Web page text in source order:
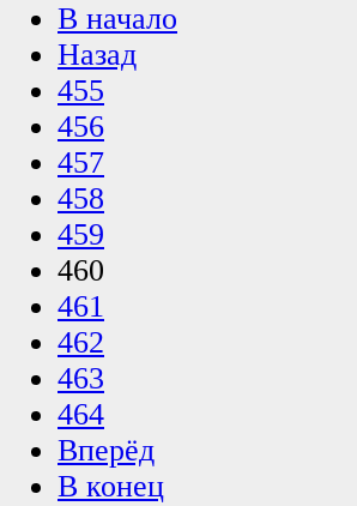
В начало
Назад
455
456
457
458
459
460
461
462
463
464
Вперёд
В конец